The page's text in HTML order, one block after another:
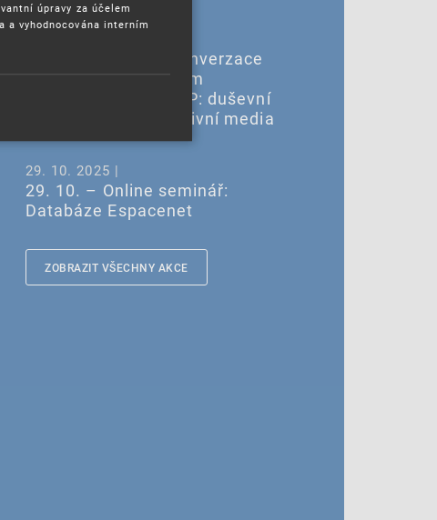
28.–29. 10. – 12. konverzace
WIPO k IP a hraničním
technologiím - AI a IP: duševní
vlastnictví a generativní media
29. 10. 2025 |
29. 10. – Online seminář:
Databáze Espacenet
ZOBRAZIT VŠECHNY AKCE
úpravy za účelem
a vyhodnocována interním